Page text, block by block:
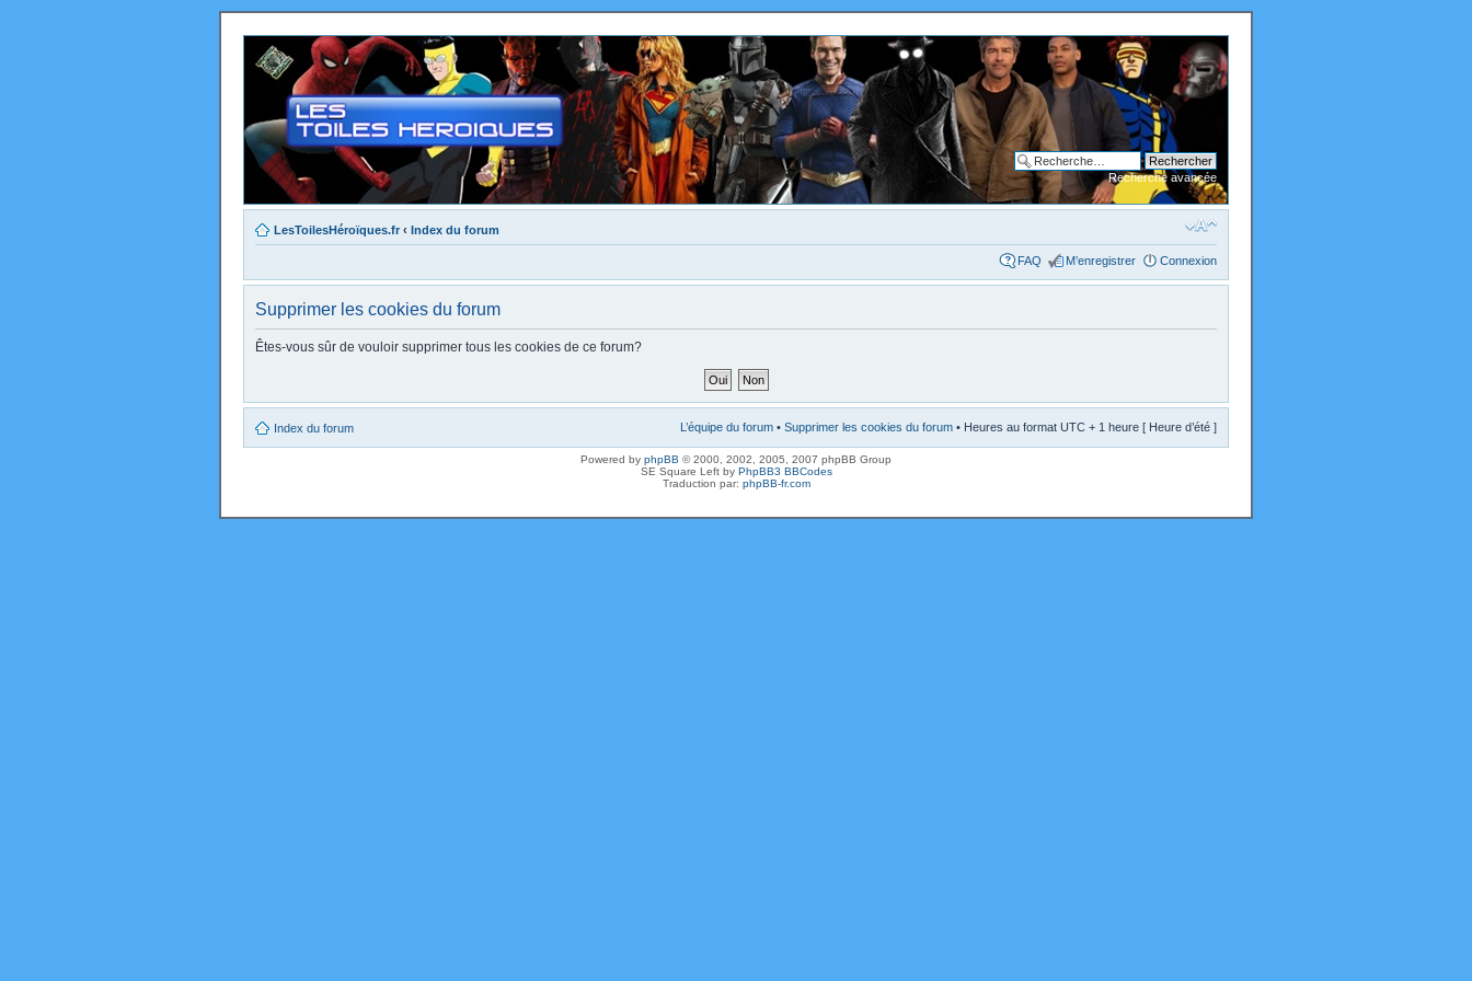
Recherche avancée
LesToilesHéroïques.fr ‹ Index du forum
FAQ M’enregistrer Connexion
Supprimer les cookies du forum
Êtes-vous sûr de vouloir supprimer tous les cookies de ce forum?
Index du forum L’équipe du forum • Supprimer les cookies du forum • Heures au format UTC + 1 heure [ Heure d’été ]
Powered by phpBB © 2000, 2002, 2005, 2007 phpBB Group
SE Square Left by PhpBB3 BBCodes
Traduction par: phpBB-fr.com